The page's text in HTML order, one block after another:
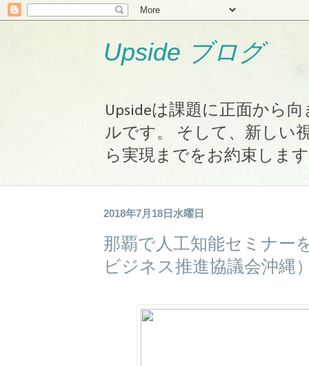
Upside ブログ
Upsideは課題に正面から
ルです。 そして、新しい
ら実現までをお約束しま
2018年7月18日水曜日
那覇で人工知能セミナ
ビジネス推進協議会沖縄